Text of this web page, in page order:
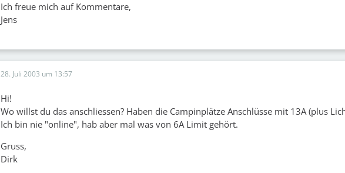
Ich freue mich auf Kommentare,
Jens
28. Juli 2003 um 13:57
Hi!
Wo willst du das anschliessen? Haben die Campinplätze Anschlüsse mit 13A (plus
Ich bin nie "online", hab aber mal was von 6A Limit gehört.
Gruss,
Dirk